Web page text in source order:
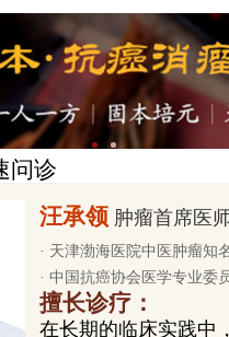
问诊
汪承领 肿瘤首席医
· 天津渤海医院中医肿瘤知
· 中国抗癌协会医学专业委
擅长诊疗：
在长期的临床实践中